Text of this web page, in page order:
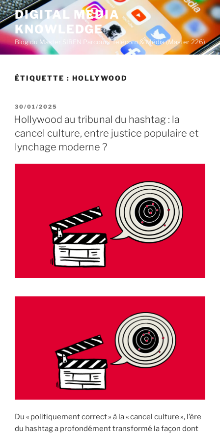
A
l
l
e
r
DIGITAL MEDIA
KNOWLEDGE
Blog du Master SIREN Parcours Télécom & Média (Master 226)
ÉTIQUETTE : HOLLYWOOD
P
U
B
L
I
É
30/01/2025
Hollywood au tribunal du hashtag : la
cancel culture, entre justice populaire et
lynchage moderne ?
Du « politiquement correct » à la « cancel culture », l’ère
du hashtag a profondément transformé la façon dont